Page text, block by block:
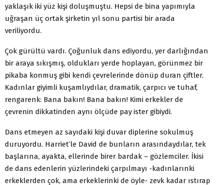
yaklaşık iki yüz kişi doluşmuştu. Hepsi de bina yapımıyla
uğraşan üç ortak şirketin yıl sonu partisi bir arada
veriliyordu.
Çok gürültü vardı. Çoğunluk dans ediyordu, yer darlığından
bir araya sıkışmış, oldukları yerde hoplayan, görünmez bir
pikaba konmuş gibi kendi çevrelerinde dönüp duran çiftler.
Kadınlar giyimli kuşamlıydılar, dramatik, çarpıcı ve tuhaf,
rengarenk: Bana bakın! Bana bakın! Kimi erkekler de
çevrenin dikkatinden aynı ölçüde pay ister gibiydi.
Dans etmeyen az sayıdaki kişi duvar diplerine sokulmuş
duruyordu. Harriet’le David de bunların arasındaydılar, tek
başlarına, ayakta, ellerinde birer bardak – gözlemciler. İkisi
de dans edenlerin yüzlerindeki çarpılmayı -kadınlarınki
erkeklerden çok, ama erkeklerinki de öyle- zevk kadar ıstırap